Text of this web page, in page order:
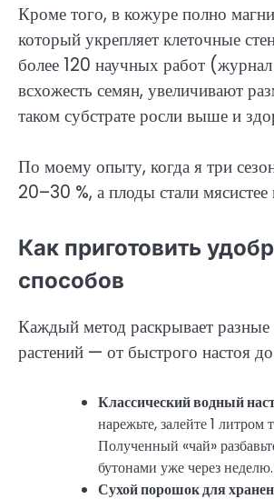
Кроме того, в кожуре полно
который укрепляет клеточные
более 120 научных работ
всхожесть семян, увеличивают
таком субстрате росли выше и
По моему опыту, когда я три
20–30 %, а плоды стали
Как приготовить
способов
Каждый метод раскрывает разные
растений — от быстрого настоя
Классический водный
нарежьте, залейте 1
Полученный «чай»
бутонами уже через неделю.
Сухой порошок для